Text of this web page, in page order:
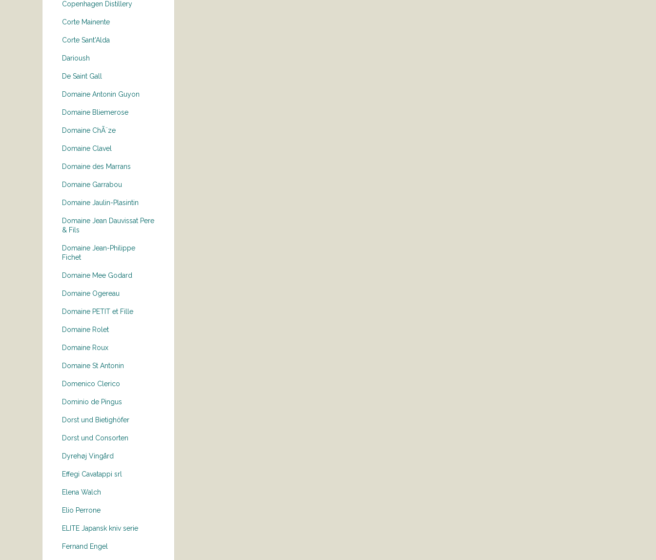
Copenhagen Distillery
Corte Mainente
Corte Sant'Alda
Darioush
De Saint Gall
Domaine Antonin Guyon
Domaine Bliemerose
Domaine ChÃ¨ze
Domaine Clavel
Domaine des Marrans
Domaine Garrabou
Domaine Jaulin-Plasintin
Domaine Jean Dauvissat Pere
& Fils
Domaine Jean-Philippe
Fichet
Domaine Mee Godard
Domaine Ogereau
Domaine PETIT et Fille
Domaine Rolet
Domaine Roux
Domaine St Antonin
Domenico Clerico
Dominio de Pingus
Dorst und Bietighöfer
Dorst und Consorten
Dyrehøj Vingård
Effegi Cavatappi srl
Elena Walch
Elio Perrone
ELITE Japansk kniv serie
Fernand Engel